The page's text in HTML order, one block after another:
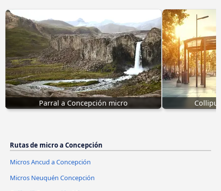
Parral a Concepción micro
Rutas de micro a Concepción
Micros Ancud a Concepción
Micros Neuquén Concepción